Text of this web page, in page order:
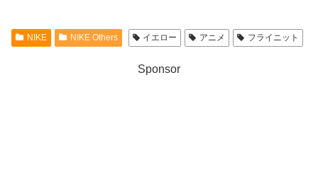
NIKE NIKE Others イエロー アニメ フライニット
Sponsor